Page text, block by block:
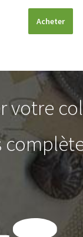
Acheter
votre